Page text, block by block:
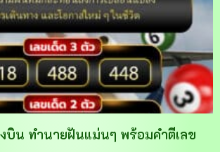
บิน ทำนายฝันแม่นๆ พร้อมคำตีเลข